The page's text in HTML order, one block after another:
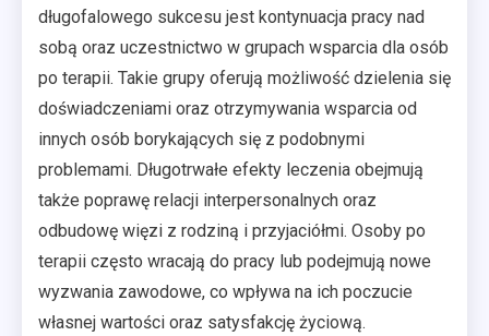
długofalowego sukcesu jest kontynuacja pracy nad
sobą oraz uczestnictwo w grupach wsparcia dla osób
po terapii. Takie grupy oferują możliwość dzielenia się
doświadczeniami oraz otrzymywania wsparcia od
innych osób borykających się z podobnymi
problemami. Długotrwałe efekty leczenia obejmują
także poprawę relacji interpersonalnych oraz
odbudowę więzi z rodziną i przyjaciółmi. Osoby po
terapii często wracają do pracy lub podejmują nowe
wyzwania zawodowe, co wpływa na ich poczucie
własnej wartości oraz satysfakcję życiową.